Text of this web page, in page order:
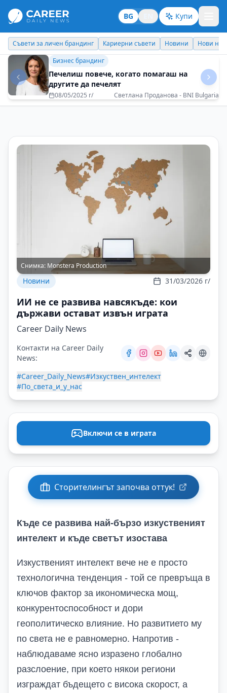
BG Купи
Кариерни съвети Новини Нови назначения Днес празнува
Кариерни съвети
Успехът не е лична декларация, а
колективно признание
11/12/2025 г/ Маню Моравенов
Снимка: Monstera Production
Новини 31/03/2026 г/
ИИ не се развива навсякъде: кои
държави остават извън играта
Career Daily News
Контакти на Career Daily
News:
#Career_Daily_News#Изкуствен_интелект
#По_света_и_у_нас
Включи се в играта
Сторителингът започва оттук!
Къде се развива най-бързо изкуственият
интелект и къде светът изостава
Изкуственият интелект вече не е просто
технологична тенденция - той се превръща в
ключов фактор за икономическа мощ,
конкурентоспособност и дори
геополитическо влияние. Но развитието му
по света не е равномерно. Напротив -
наблюдаваме ясно изразено глобално
разслоение, при което някои региони
изграждат бъдещето с висока скорост, а